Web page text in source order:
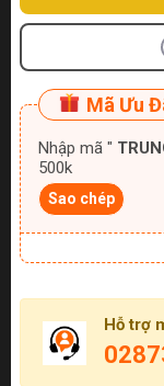
Mã Ưu
Nhập mã "
500k
Sao chép
Hỗ trợ